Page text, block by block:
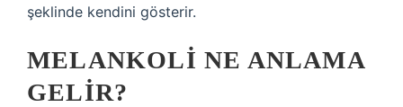
şeklinde kendini gösterir.
MELANKOLI NE ANLAMA
GELIR?